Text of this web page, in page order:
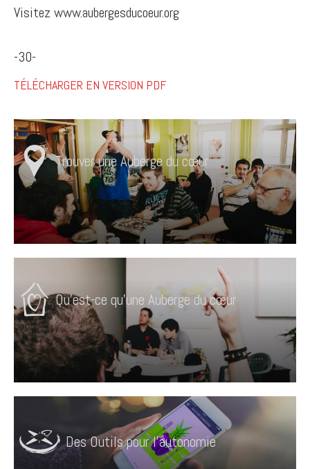
Visitez www.aubergesducoeur.org
-30-
TÉLÉCHARGER EN VERSION PDF
Trouver une Auberge du cœur
Qu'est-ce qu'une Auberge du cœur
Des Outils pour l'autonomie